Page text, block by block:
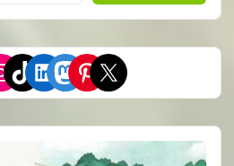
Instagram
TikTok
LinkedIn
Mastodon
Pinterest
X